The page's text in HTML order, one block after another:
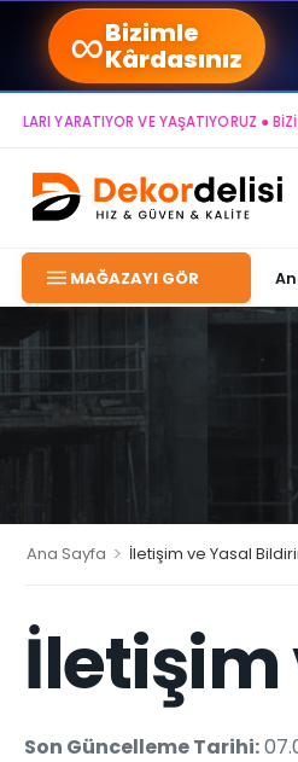
∞Bizimle
Kârdasınız
YARATIYOR VE YAŞATIYORUZ ●
MAĞAZAYI GÖR
Ana Sayfa > İletişim ve Yasal
İletişim
Son Güncelleme Tarihi: